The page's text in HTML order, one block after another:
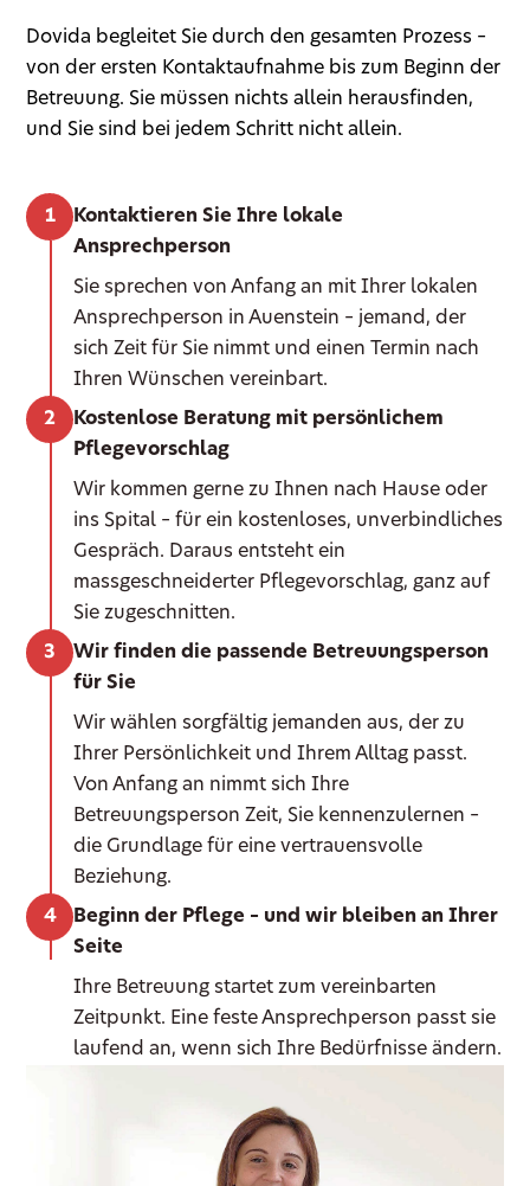
Dovida begleitet Sie durch den gesamten Prozess –
von der ersten Kontaktaufnahme bis zum Beginn der
Betreuung. Sie müssen nichts allein herausfinden,
und Sie sind bei jedem Schritt nicht allein.
Kontaktieren Sie Ihre lokale
Ansprechperson
Sie sprechen von Anfang an mit Ihrer lokalen
Ansprechperson in Auenstein – jemand, der
sich Zeit für Sie nimmt und einen Termin nach
Ihren Wünschen vereinbart.
Kostenlose Beratung mit persönlichem
Pflegevorschlag
Wir kommen gerne zu Ihnen nach Hause oder
ins Spital – für ein kostenloses, unverbindliches
Gespräch. Daraus entsteht ein
massgeschneiderter Pflegevorschlag, ganz auf
Sie zugeschnitten.
Wir finden die passende Betreuungsperson
für Sie
Wir wählen sorgfältig jemanden aus, der zu
Ihrer Persönlichkeit und Ihrem Alltag passt.
Von Anfang an nimmt sich Ihre
Betreuungsperson Zeit, Sie kennenzulernen –
die Grundlage für eine vertrauensvolle
Beziehung.
Beginn der Pflege – und wir bleiben an Ihrer
Seite
Ihre Betreuung startet zum vereinbarten
Zeitpunkt. Eine feste Ansprechperson passt sie
laufend an, wenn sich Ihre Bedürfnisse ändern.